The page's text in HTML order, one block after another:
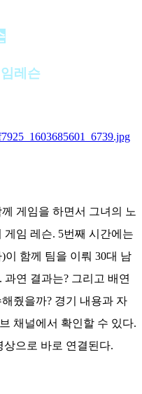
레슨
게임을 하면서 그녀의 노
임 레슨. 5번째 시간에는
함께 팀을 이뤄 30대 남
연 결과는? 그리고 배연
줬을까? 경기 내용과 자
채널에서 확인할 수 있다.
으로 바로 연결된다.